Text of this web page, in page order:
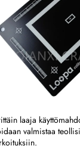
laaja
valmistaa